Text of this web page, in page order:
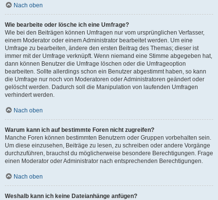
Nach oben
Wie bearbeite oder lösche ich eine Umfrage?
Wie bei den Beiträgen können Umfragen nur vom ursprünglichen Verfasser,
einem Moderator oder einem Administrator bearbeitet werden. Um eine
Umfrage zu bearbeiten, ändere den ersten Beitrag des Themas; dieser ist
immer mit der Umfrage verknüpft. Wenn niemand eine Stimme abgegeben hat,
dann können Benutzer die Umfrage löschen oder die Umfrageoption
bearbeiten. Sollte allerdings schon ein Benutzer abgestimmt haben, so kann
die Umfrage nur noch von Moderatoren oder Administratoren geändert oder
gelöscht werden. Dadurch soll die Manipulation von laufenden Umfragen
verhindert werden.
Nach oben
Warum kann ich auf bestimmte Foren nicht zugreifen?
Manche Foren können bestimmten Benutzern oder Gruppen vorbehalten sein.
Um diese einzusehen, Beiträge zu lesen, zu schreiben oder andere Vorgänge
durchzuführen, brauchst du möglicherweise besondere Berechtigungen. Frage
einen Moderator oder Administrator nach entsprechenden Berechtigungen.
Nach oben
Weshalb kann ich keine Dateianhänge anfügen?